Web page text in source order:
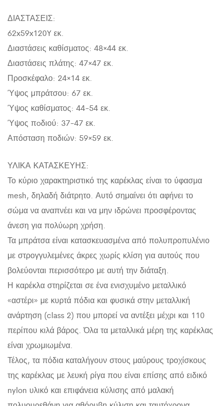
ΔΙΑΣΤΑΣΕΙΣ:
62x59x120Y εκ.
Διαστάσεις καθίσματος: 48×44 εκ.
Διαστάσεις πλάτης: 47×47 εκ.
Προσκέφαλο: 24×14 εκ.
Ύψος μπράτσου: 67 εκ.
Ύψος καθίσματος: 44-54 εκ.
Ύψος πoδιού: 37-47 εκ.
Απόσταση ποδιών: 59×59 εκ.
ΥΛΙΚΑ ΚΑΤΑΣΚΕΥΗΣ:
Το κύριο χαρακτηριστικό της καρέκλας είναι το ύφασμα
mesh, δηλαδή διάτρητο. Αυτό σημαίνει ότι αφήνει το
σώμα να αναπνέει και να μην ιδρώνει προσφέροντας
άνεση για πολύωρη χρήση.
Τα μπράτσα είναι κατασκευασμένα από πολυπροπυλένιο
με στρογγυλεμένες άκρες χωρίς κλίση για αυτούς που
βολεύονται περισσότερο με αυτή την διάταξη.
Η καρέκλα στηρίζεται σε ένα ενισχυμένο μεταλλικό
«αστέρι» με κυρτά πόδια και φυσικά στην μεταλλική
ανάρτηση (class 2) που μπορεί να αντέξει μέχρι και 110
περίπου κιλά βάρος. Όλα τα μεταλλικά μέρη της καρέκλας
είναι χρωμιωμένα.
Τέλος, τα πόδια καταλήγουν στους μαύρους τροχίσκους
της καρέκλας με λευκή ρίγα που είναι επίσης από ειδικό
nylon υλικό και επιφάνεια κύλισης από μαλακή